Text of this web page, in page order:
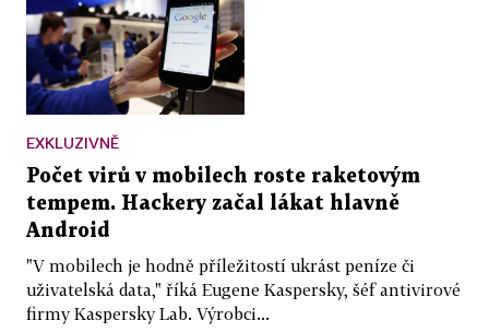
EXKLUZIVNĚ
Počet virů v mobilech roste raketovým
tempem. Hackery začal lákat hlavně
Android
"V mobilech je hodně příležitostí ukrást peníze či
uživatelská data," říká Eugene Kaspersky, šéf antivirové
firmy Kaspersky Lab. Výrobci...